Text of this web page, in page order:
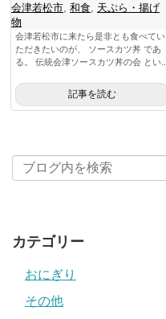
会津若松市 和食 天ぷら・揚げ
物
会津若松市に来たら是非とも食べてい
ただきたいのが、 ソースカツ丼 であ
る。 伝統会津ソースカツ丼の会 とい...
記事を読む
カテゴリー
おにぎり
その他